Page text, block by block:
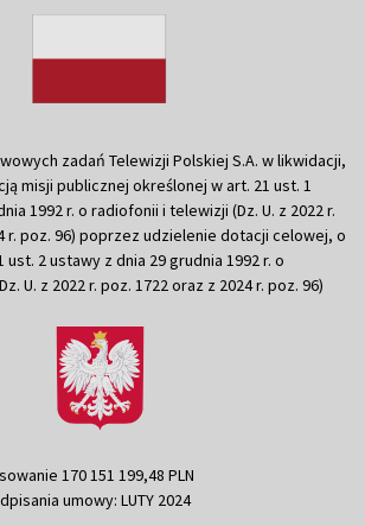
zadań Telewizji Polskiej S.A. w likwidacji,
misji publicznej określonej w art. 21 ust. 1
1992 r. o radiofonii i telewizji (Dz. U. z 2022 r.
r. poz. 96) poprzez udzielenie dotacji celowej, o
2 ustawy z dnia 29 grudnia 1992 r. o
U. z 2022 r. poz. 1722 oraz z 2024 r. poz. 96)
170 151 199,48 PLN
umowy: LUTY 2024